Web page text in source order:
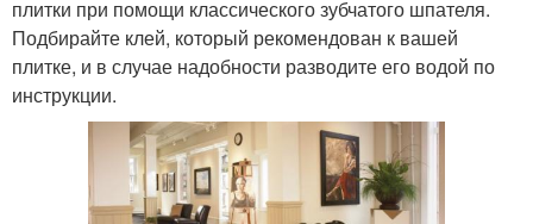
плитки при помощи классического зубчатого шпателя.
Подбирайте клей, который рекомендован к вашей
плитке, и в случае надобности разводите его водой по
инструкции.